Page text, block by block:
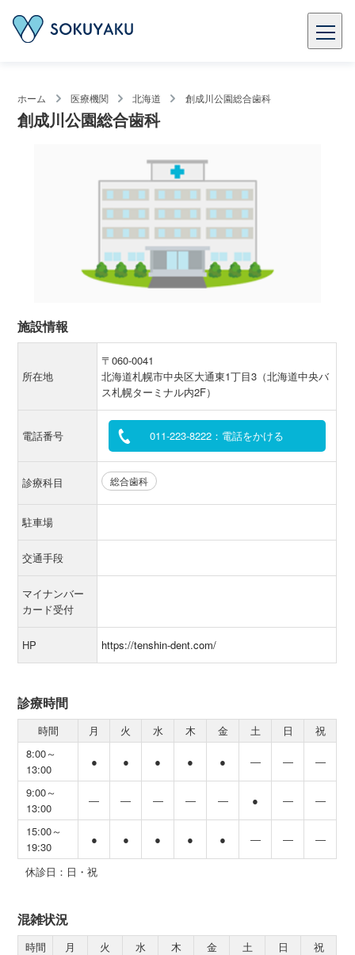
ホーム 医療機関 北海道 創成川公園総合歯科
創成川公園総合歯科
施設情報
所在地
〒060-0041
北海道札幌市中央区大通東1丁目3（北海道中央バ
ス札幌ターミナル内2F）
電話番号 011-223-8222：電話をかける
診療科目 総合歯科
駐車場
交通手段
マイナンバー
カード受付
HP https://tenshin-dent.com/
診療時間
時間 月 火 水 木 金 土 日
祝
8:00～
13:00
● ● ● ● ● ― ― ―
9:00～
13:00
― ― ― ― ― ● ― ―
15:00～
19:30
● ● ● ● ● ― ― ―
休診日：日・祝
混雑状況
時間 月 火 水 木 金 土 日
祝